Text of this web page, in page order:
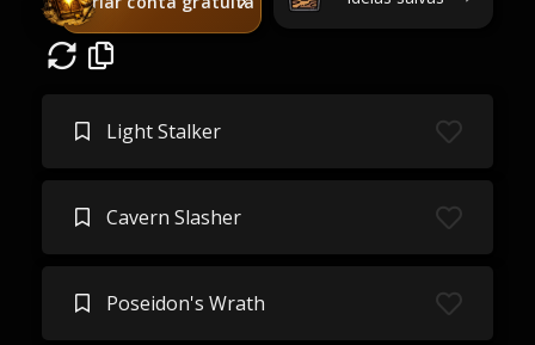
Light Stalker
Cavern Slasher
Poseidon's Wrath